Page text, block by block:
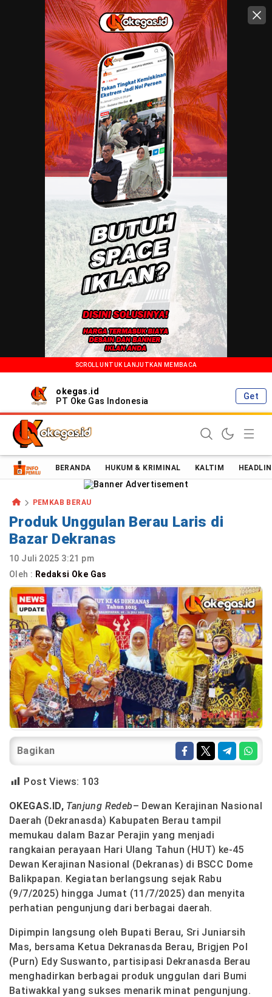
SCROLL UNTUK LANJUTKAN MEMBACA
okegas.id
PT Oke Gas Indonesia
Get
Oke Gas Indonesia | Energi Positif Informasi Terkini!
BERANDA HUKUM & KRIMINAL KALTIM
PEMKAB BERAU
Produk Unggulan Berau Laris di
Bazar Dekranas
10 Juli 2025 3:21 pm
Oleh : Redaksi Oke Gas
Bagikan
Post Views: 103
OKEGAS.ID, Tanjung Redeb– Dewan Kerajinan Nasional
Daerah (Dekranasda) Kabupaten Berau tampil
memukau dalam Bazar Perajin yang menjadi
rangkaian perayaan Hari Ulang Tahun (HUT) ke-45
Dewan Kerajinan Nasional (Dekranas) di BSCC Dome
Balikpapan. Kegiatan berlangsung sejak Rabu
(9/7/2025) hingga Jumat (11/7/2025) dan menyita
perhatian pengunjung dari berbagai daerah.
Dipimpin langsung oleh Bupati Berau, Sri Juniarsih
Mas, bersama Ketua Dekranasda Berau, Brigjen Pol
(Purn) Edy Suswanto, partisipasi Dekranasda Berau
menghadirkan berbagai produk unggulan dari Bumi
Batiwakkal yang sukses menarik minat pengunjung.